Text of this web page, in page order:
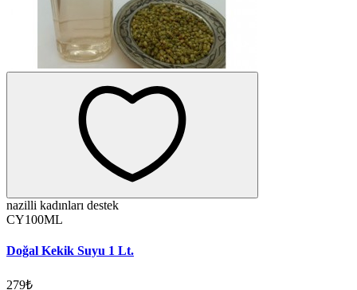
nazilli kadınları destek
CY100ML
Doğal Kekik Suyu 1 Lt.
279₺